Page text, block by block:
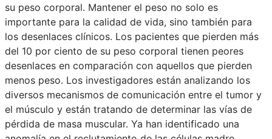
su peso corporal. Mantener el peso no solo es
importante para la calidad de vida, sino también para
los desenlaces clínicos. Los pacientes que pierden más
del 10 por ciento de su peso corporal tienen peores
desenlaces en comparación con aquellos que pierden
menos peso. Los investigadores están analizando los
diversos mecanismos de comunicación entre el tumor y
el músculo y están tratando de determinar las vías de
pérdida de masa muscular. Ya han identificado una